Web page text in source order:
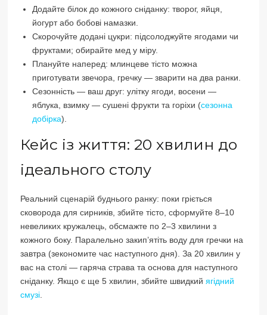
Додайте білок до кожного сніданку: творог, яйця,
йогурт або бобові намазки.
Скорочуйте додані цукри: підсолоджуйте ягодами чи
фруктами; обирайте мед у міру.
Плануйте наперед: млинцеве тісто можна
приготувати звечора, гречку — зварити на два ранки.
Сезонність — ваш друг: улітку ягоди, восени —
яблука, взимку — сушені фрукти та горіхи (сезонна
добірка).
Кейс із життя: 20 хвилин до
ідеального столу
Реальний сценарій буднього ранку: поки гріється
сковорода для сирників, збийте тісто, сформуйте 8–10
невеликих кружалець, обсмажте по 2–3 хвилини з
кожного боку. Паралельно закип’ятіть воду для гречки на
завтра (зекономите час наступного дня). За 20 хвилин у
вас на столі — гаряча страва та основа для наступного
сніданку. Якщо є ще 5 хвилин, збийте швидкийягідний
смузі.